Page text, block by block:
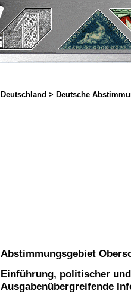
Deutschland > Deutsche
Abstimmungsgebiet
Einführung, politischer
Ausgabenübergreifende